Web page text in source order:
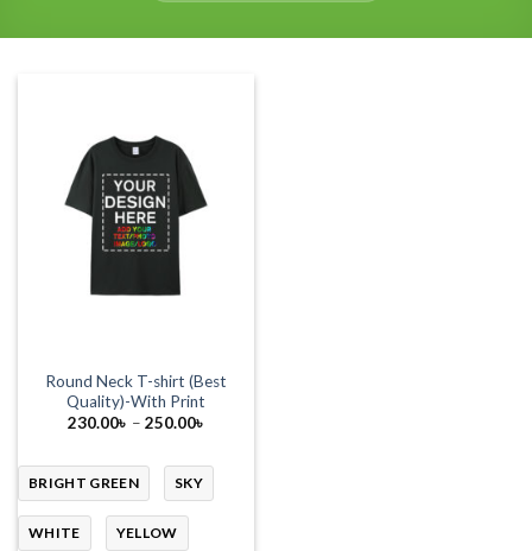
Round Neck T-shirt (Best
Quality)-With Print
230.00৳ – 250.00৳
through
BRIGHT GREEN SKY
WHITE YELLOW